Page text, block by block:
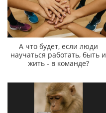
А что будет, если люди
научаться работать, быть и
жить - в команде?